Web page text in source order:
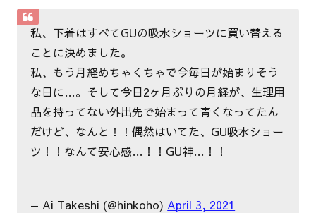
私、下着はすべてGUの吸水ショーツに買い替える
ことに決めました。
私、もう月経めちゃくちゃで今毎日が始まりそう
な日に…。そして今日2ヶ月ぶりの月経が、生理用
品を持ってない外出先で始まって青くなってたん
だけど、なんと！！偶然はいてた、GU吸水ショー
ツ！！なんて安心感…！！GU神…！！
— Ai Takeshi (@hinkoho) April 3, 2021